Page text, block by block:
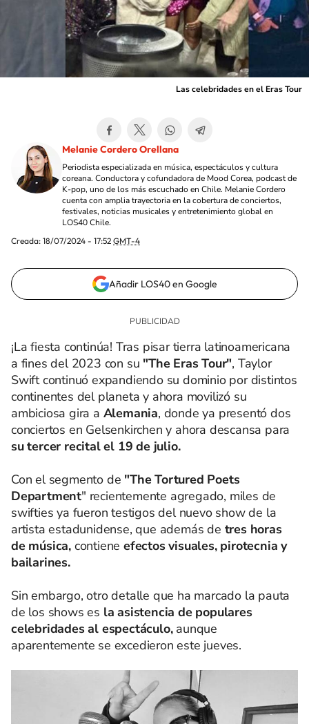
Las celebridades en el Eras Tour
Melanie Cordero Orellana
Periodista especializada en música, espectáculos y cultura
coreana. Conductora y cofundadora de Mood Corea, podcast de
K-pop, uno de los más escuchado en Chile. Melanie Cordero
cuenta con amplia trayectoria en la cobertura de conciertos,
festivales, noticias musicales y entretenimiento global en
LOS40 Chile.
Creada: 18/07/2024 - 17:52 GMT-4
Añadir LOS40 en Google
¡La fiesta continúa! Tras pisar tierra latinoamericana
a fines del 2023 con su "The Eras Tour", Taylor
Swift continuó expandiendo su dominio por distintos
continentes del planeta y ahora movilizó su
ambiciosa gira a Alemania, donde ya presentó dos
conciertos en Gelsenkirchen y ahora descansa para
su tercer recital el 19 de julio.
Con el segmento de "The Tortured Poets
Department" recientemente agregado, miles de
swifties ya fueron testigos del nuevo show de la
artista estadunidense, que además de tres horas
de música, contiene efectos visuales, pirotecnia y
bailarines.
Sin embargo, otro detalle que ha marcado la pauta
de los shows es la asistencia de populares
celebridades al espectáculo,aunque
aparentemente se excedieron este jueves.